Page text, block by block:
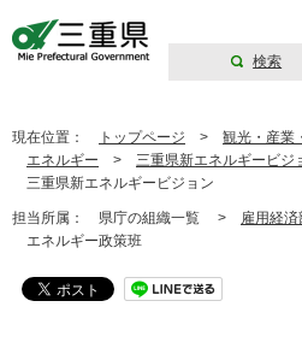
検索
現在位置： トップページ > 観光・産業
エネルギー > 三重県新エネルギービジ
三重県新エネルギービジョン
担当所属： 県庁の組織一覧 > 雇用経済
エネルギー政策班